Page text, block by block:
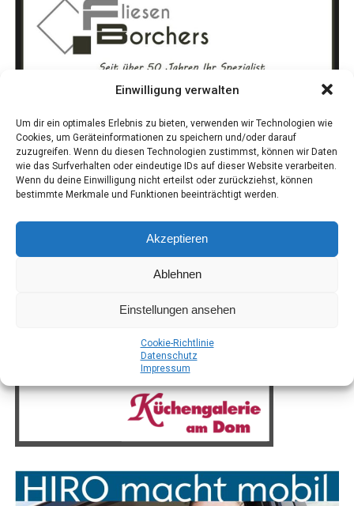
Einwilligung verwalten
Um dir ein optimales Erlebnis zu bieten, verwenden wir Technologien wie
Cookies, um Geräteinformationen zu speichern und/oder darauf
zuzugreifen. Wenn du diesen Technologien zustimmst, können wir Daten
wie das Surfverhalten oder eindeutige IDs auf dieser Website verarbeiten.
Wenn du deine Einwilligung nicht erteilst oder zurückziehst, können
bestimmte Merkmale und Funktionen beeinträchtigt werden.
Akzeptieren
Ablehnen
Einstellungen ansehen
Coo­kie-Richt­li­nie
Daten­schutz
Impres­sum
um uns her­um aufbauen.
Arbeit und die Ergeb­nis­se der Über­wa­chung in Nie­der­
sach­sen. Sie zei­gen, wie viel­fäl­tig und anspruchs­voll der
Ver­brau­cher­schutz ist und beto­nen die Bedeu­tung der
lau­fen­den Kon­trol­len und wis­sen­schaft­li­chen Analysen.